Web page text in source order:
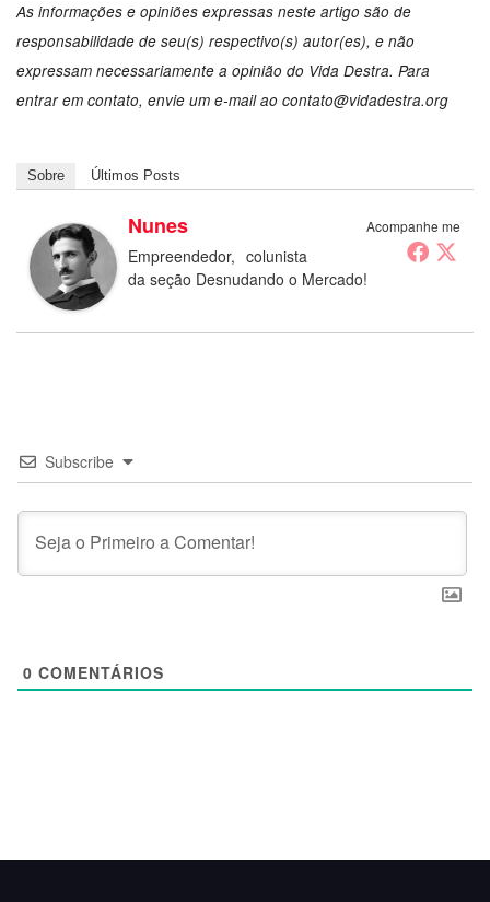
As informações e opiniões expressas neste artigo são de
responsabilidade de seu(s) respectivo(s) autor(es), e não
expressam necessariamente a opinião do Vida Destra. Para
entrar em contato, envie um e-mail ao contato@vidadestra.org
Sobre Últimos Posts
Acompanhe me
Nunes
Empreendedor, colunista
da seção Desnudando o Mercado!
Subscribe
0 COMENTÁRIOS